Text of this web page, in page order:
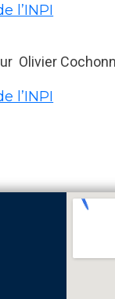
l’INPI
Olivier
l’INPI